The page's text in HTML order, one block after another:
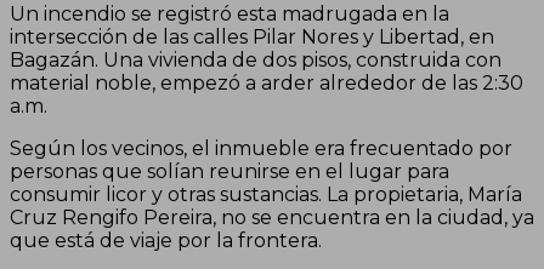
Un incendio se registró esta madrugada en la
intersección de las calles Pilar Nores y Libertad, en
Bagazán. Una vivienda de dos pisos, construida con
material noble, empezó a arder alrededor de las 2:30
a.m.
Según los vecinos, el inmueble era frecuentado por
personas que solían reunirse en el lugar para
consumir licor y otras sustancias. La propietaria, María
Cruz Rengifo Pereira, no se encuentra en la ciudad, ya
que está de viaje por la frontera.